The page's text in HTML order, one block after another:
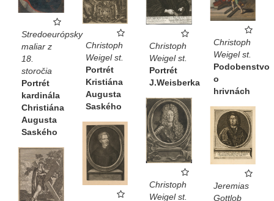
Stredoeurópsky
maliar z
18.
storočia
Portrét
kardinála
Christiána
Augusta
Saského
Christoph
Weigel st.
Portrét
Kristiána
Augusta
Saského
Christoph
Weigel st.
Portrét
J.Weisberka
Christoph
Weigel st.
Podobenstvo
o
hrivnách
Christoph
Weigel st.
Jeremias
Gottlob